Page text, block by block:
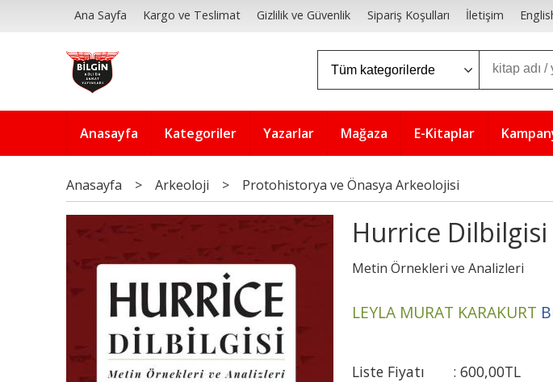
Ana Sayfa Kargo ve Teslimat Gizlilik ve Güvenlik Sipariş Koşulları İletişim
Anasayfa Kategoriler Yazarlar Mağaza E-Kitaplar
Anasayfa > Arkeoloji > Protohistorya ve Önasya Arkeolojisi
Hurrice Dilbilgisi
Metin Örnekleri ve Analizleri
LEYLA MURAT KARAKURT
Liste Fiyatı : 600,00TL